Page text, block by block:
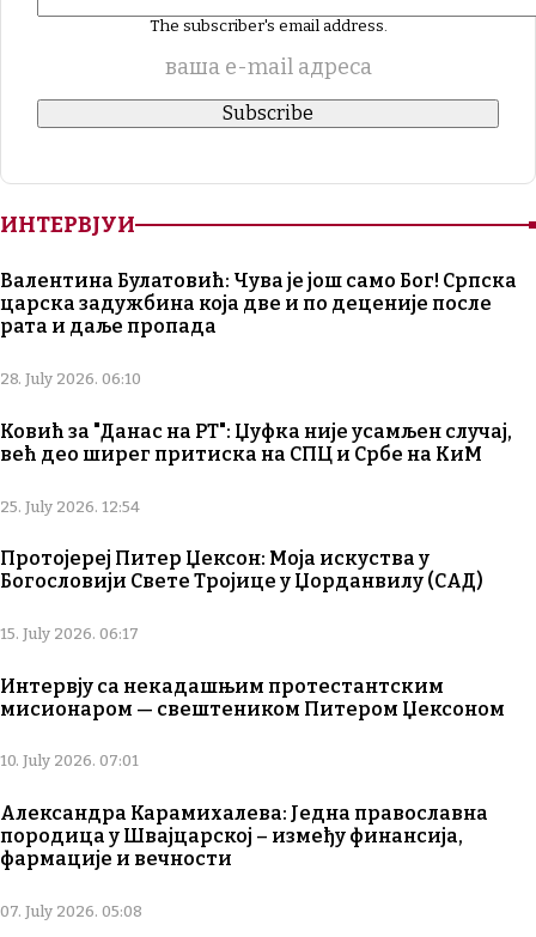
The subscriber's email address.
ваша е-mail адреса
ИНТЕРВЈУИ
Валентина Булатовић: Чува је још само Бог! Српска
царска задужбина која две и по деценије после
рата и даље пропада
28. July 2026. 06:10
Ковић за "Данас на РТ": Џуфка није усамљен случај,
већ део ширег притиска на СПЦ и Србе на КиМ
25. July 2026. 12:54
Протојереј Питер Џексон: Моја искуства у
Богословији Свете Тројице у Џорданвилу (САД)
15. July 2026. 06:17
Интервју са некадашњим протестантским
мисионаром — свештеником Питером Џексоном
10. July 2026. 07:01
Александра Карамихалева: Једна православна
породица у Швајцарској – између финансија,
фармације и вечности
07. July 2026. 05:08